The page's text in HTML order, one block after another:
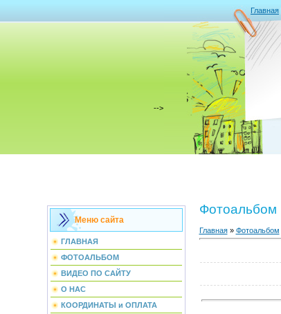
Главная
-->
Меню сайта
ГЛАВНАЯ
ФОТОАЛЬБОМ
ВИДЕО ПО САЙТУ
О НАС
КООРДИНАТЫ и ОПЛАТА
Фотоальбом
Главная» Фотоальбом